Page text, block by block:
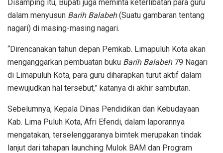
Disamping itu, Bupati juga meminta keterlibatan para guru
dalam menyusun Barih Balabeh(Suatu gambaran tentang
nagari) di masing-masing nagari.
“Direncanakan tahun depan Pemkab. Limapuluh Kota akan
menganggarkan pembuatan buku Barih Balabeh79 Nagari
di Limapuluh Kota, para guru diharapkan turut aktif dalam
mewujudkan hal tersebut,” katanya di akhir sambutan.
Sebelumnya, Kepala Dinas Pendidikan dan Kebudayaan
Kab. Lima Puluh Kota, Afri Efendi, dalam laporannya
mengatakan, terselenggaranya bimtek merupakan tindak
lanjut dari tahapan launching Mulok BAM dan Program